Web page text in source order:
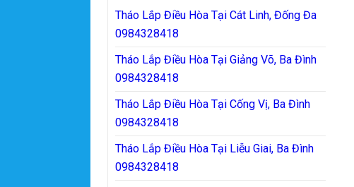
Tháo Lắp Điều Hòa Tại Cát Linh, Đống Đa
0984328418
Tháo Lắp Điều Hòa Tại Giảng Võ, Ba Đình
0984328418
Tháo Lắp Điều Hòa Tại Cống Vị, Ba Đình
0984328418
Tháo Lắp Điều Hòa Tại Liễu Giai, Ba Đình
0984328418